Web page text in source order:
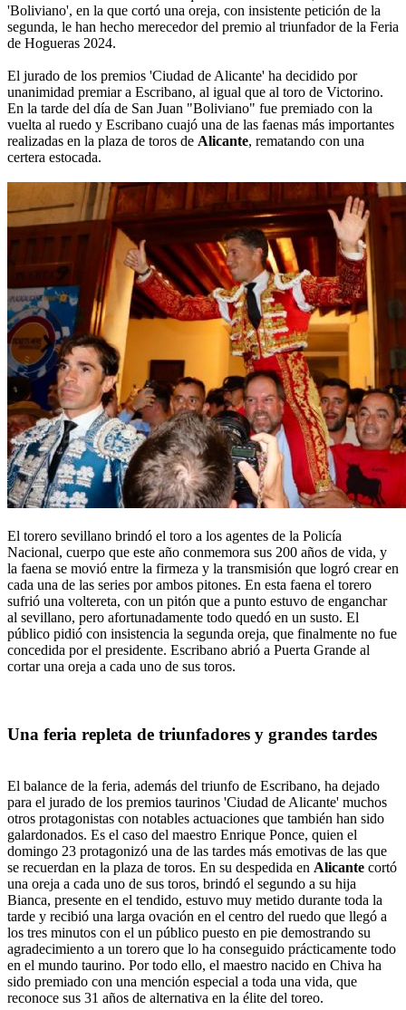
'Boliviano', en la que cortó una oreja, con insistente petición de la
segunda, le han hecho merecedor del premio al triunfador de la Feria
de Hogueras 2024.
El jurado de los premios 'Ciudad de Alicante' ha decidido por
unanimidad premiar a Escribano, al igual que al toro de Victorino.
En la tarde del día de San Juan "Boliviano" fue premiado con la
vuelta al ruedo y Escribano cuajó una de las faenas más importantes
realizadas en la plaza de toros de Alicante, rematando con una
certera estocada.
El torero sevillano brindó el toro a los agentes de la Policía
Nacional, cuerpo que este año conmemora sus 200 años de vida, y
la faena se movió entre la firmeza y la transmisión que logró crear en
cada una de las series por ambos pitones. En esta faena el torero
sufrió una voltereta, con un pitón que a punto estuvo de enganchar
al sevillano, pero afortunadamente todo quedó en un susto. El
público pidió con insistencia la segunda oreja, que finalmente no fue
concedida por el presidente. Escribano abrió a Puerta Grande al
cortar una oreja a cada uno de sus toros.
Una feria repleta de triunfadores y grandes tardes
El balance de la feria, además del triunfo de Escribano, ha dejado
para el jurado de los premios taurinos 'Ciudad de Alicante' muchos
otros protagonistas con notables actuaciones que también han sido
galardonados. Es el caso del maestro Enrique Ponce, quien el
domingo 23 protagonizó una de las tardes más emotivas de las que
se recuerdan en la plaza de toros. En su despedida en Alicante cortó
una oreja a cada uno de sus toros, brindó el segundo a su hija
Bianca, presente en el tendido, estuvo muy metido durante toda la
tarde y recibió una larga ovación en el centro del ruedo que llegó a
los tres minutos con el un público puesto en pie demostrando su
agradecimiento a un torero que lo ha conseguido prácticamente todo
en el mundo taurino. Por todo ello, el maestro nacido en Chiva ha
sido premiado con una mención especial a toda una vida, que
reconoce sus 31 años de alternativa en la élite del toreo.